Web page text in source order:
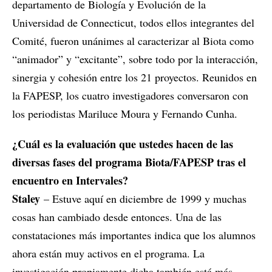
departamento de Biología y Evolución de la
Universidad de Connecticut, todos ellos integrantes del
Comité, fueron unánimes al caracterizar al Biota como
“animador” y “excitante”, sobre todo por la interacción,
sinergia y cohesión entre los 21 proyectos. Reunidos en
la FAPESP, los cuatro investigadores conversaron con
los periodistas Mariluce Moura y Fernando Cunha.
¿Cuál es la evaluación que ustedes hacen de las
diversas fases del programa Biota/FAPESP tras el
encuentro en Intervales?
Staley – Estuve aquí en diciembre de 1999 y muchas
cosas han cambiado desde entonces. Una de las
constataciones más importantes indica que los alumnos
ahora están muy activos en el programa. La